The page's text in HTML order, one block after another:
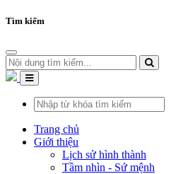
Tìm kiếm
Trang chủ
Giới thiệu
Lịch sử hình thành
Tầm nhìn - Sứ mệnh